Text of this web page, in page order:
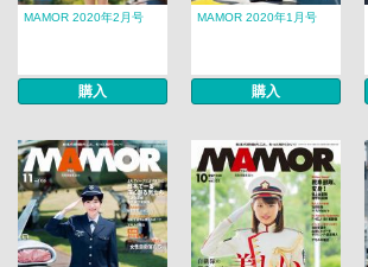
MAMOR 2020年2月号
購入
MAMOR 2020年1月号
購入